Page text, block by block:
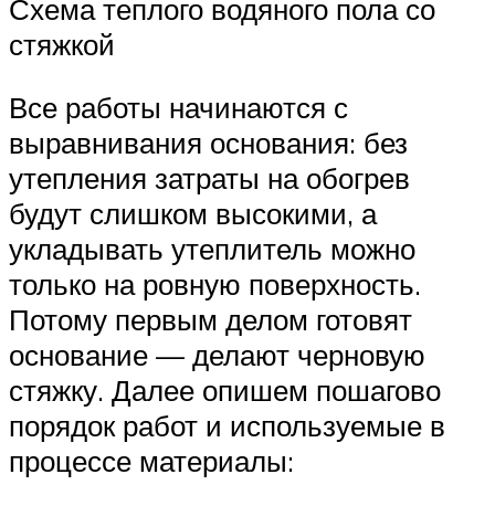
Схема теплого водяного пола со
стяжкой
Все работы начинаются с
выравнивания основания: без
утепления затраты на обогрев
будут слишком высокими, а
укладывать утеплитель можно
только на ровную поверхность.
Потому первым делом готовят
основание — делают черновую
стяжку. Далее опишем пошагово
порядок работ и используемые в
процессе материалы: